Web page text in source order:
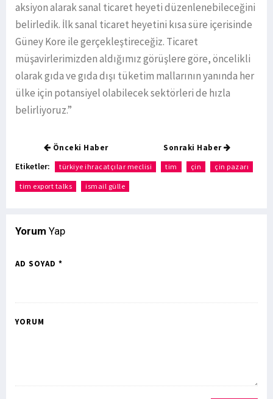
aksiyon alarak sanal ticaret heyeti düzenlenebileceğini
belirledik. İlk sanal ticaret heyetini kısa süre içerisinde
Güney Kore ile gerçekleştireceğiz. Ticaret
müşavirlerimizden aldığımız görüşlere göre, öncelikli
olarak gıda ve gıda dışı tüketim mallarının yanında her
ülke için potansiyel olabilecek sektörleri de hızla
belirliyoruz.”
Önceki Haber Sonraki Haber
Etiketler: türkiye ihracatçılar meclisi tim çin çin pazarı
tim export talks ismail gülle
Yorum Yap
AD SOYAD *
YORUM